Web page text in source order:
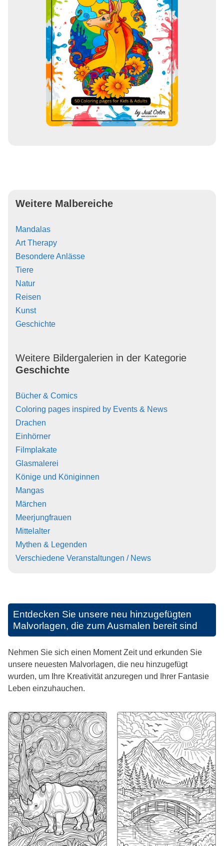
Weitere Malbereiche
Mandalas
Art Therapy
Besondere Anlässe
Tiere
Natur
Reisen
Kunst
Geschichte
Weitere Bildergalerien in der Kategorie
Geschichte
Bücher & Comics
Coloring pages inspired by Events & News
Drachen
Einhörner
Filmplakate
Glasmalerei
Könige und Königinnen
Mangas
Märchen
Meerjungfrauen
Mittelalter
Mythen & Legenden
Verschiedene Veranstaltungen / News
Entdecken Sie unsere neu hinzugefügten
Malvorlagen, die zum Ausmalen bereit sind
Nehmen Sie sich einen Moment Zeit und erkunden Sie
unsere neuesten Malvorlagen, die neu hinzugefügt
wurden, um Ihre Kreativität anzuregen und Ihrer Fantasie
Leben einzuhauchen.